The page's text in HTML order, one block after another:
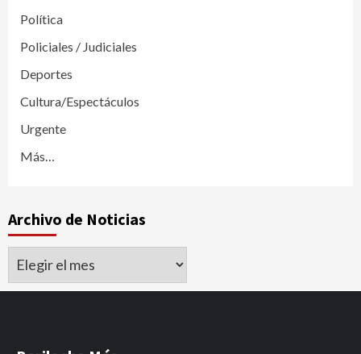
Política
Policiales / Judiciales
Deportes
Cultura/Espectáculos
Urgente
Más…
Archivo de Noticias
Archivo